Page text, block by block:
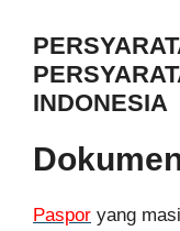
INDONESIA
Paspor yang